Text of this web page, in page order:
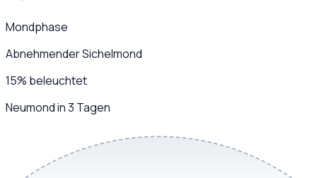
Mondphase
Abnehmender Sichelmond
15% beleuchtet
Neumond in 3 Tagen